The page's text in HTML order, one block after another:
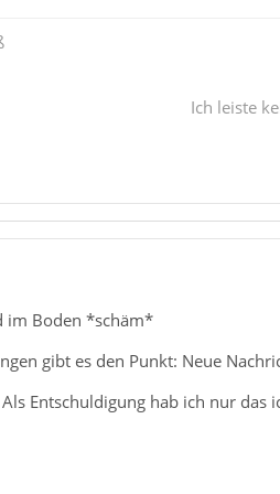
Ich leiste
im Boden *schäm*
gibt es den Punkt: Neue
Entschuldigung hab ich nur